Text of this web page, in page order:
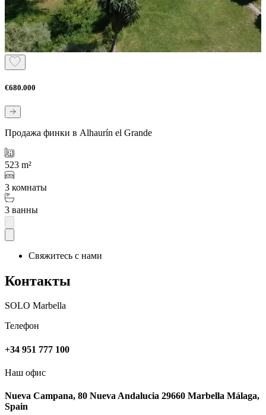
€680.000
Продажа финки в Alhaurín el Grande
523 m²
3 комнаты
3 ванны
Свяжитесь с нами
Контакты
SOLO Marbella
Телефон
+34 951 777 100
Наш офис
Nueva Campana, 80 Nueva Andalucia 29660 Marbella Málaga,
Spain